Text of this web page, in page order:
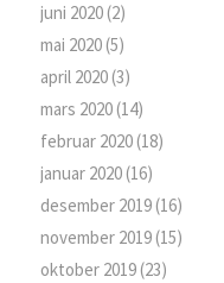
juni 2020(2)
mai 2020(5)
april 2020(3)
mars 2020(14)
februar 2020(18)
januar 2020(16)
desember 2019(16)
november 2019(15)
oktober 2019(23)